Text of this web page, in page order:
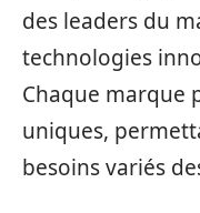
des leaders du
technologies
Chaque marque
uniques,
besoins variés